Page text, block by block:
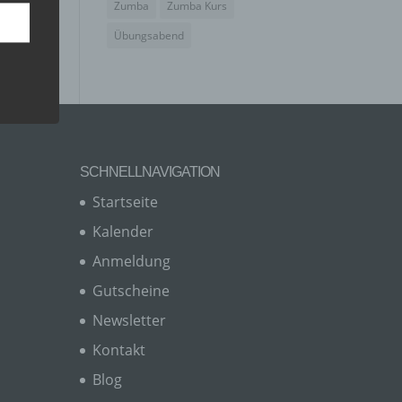
Zumba
Zumba Kurs
Übungsabend
SCHNELLNAVIGATION
Startseite
Kalender
Anmeldung
Gutscheine
Newsletter
Kontakt
Blog
zu